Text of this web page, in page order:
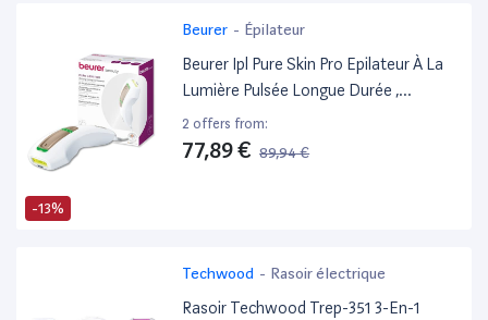
-13%
Beurer - Épilateur
Beurer Ipl Pure Skin Pro Epilateur À La
Lumière Pulsée Longue Durée ,
Epilateur Compact Ipl , Testé
Cliniquement , Cartouche De 200 000
2 offers from:
77,89 € 89,94 €
Techwood - Rasoir électrique
Rasoir Techwood Trep-351 3-En-1